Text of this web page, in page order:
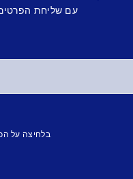
עם שליחת
בלחיצה על